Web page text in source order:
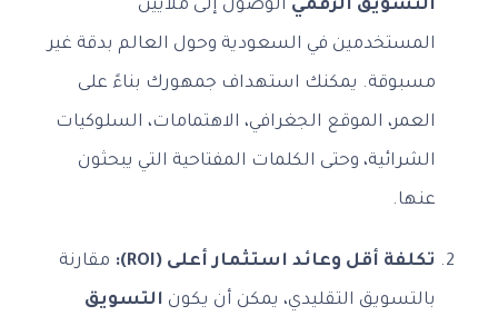
التسويق الرقمي الوصول إلى ملايين
المستخدمين في السعودية وحول العالم بدقة غير
مسبوقة. يمكنك استهداف جمهورك بناءً على
العمر، الموقع الجغرافي، الاهتمامات، السلوكيات
الشرائية، وحتى الكلمات المفتاحية التي يبحثون
عنها.
تكلفة أقل وعائد استثمار أعلى (ROI): مقارنة
بالتسويق التقليدي، يمكن أن يكون التسويق